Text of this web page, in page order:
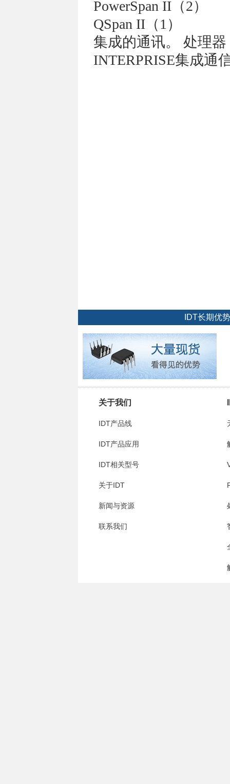
PowerSpan II（2）
QSpan II（1）
集成的通讯。 处理器
INTERPRISE集成通
IDT长期优
关于我们
IDT产品线
IDT产品应用
IDT相关型号
关于IDT
新闻与资源
联系我们